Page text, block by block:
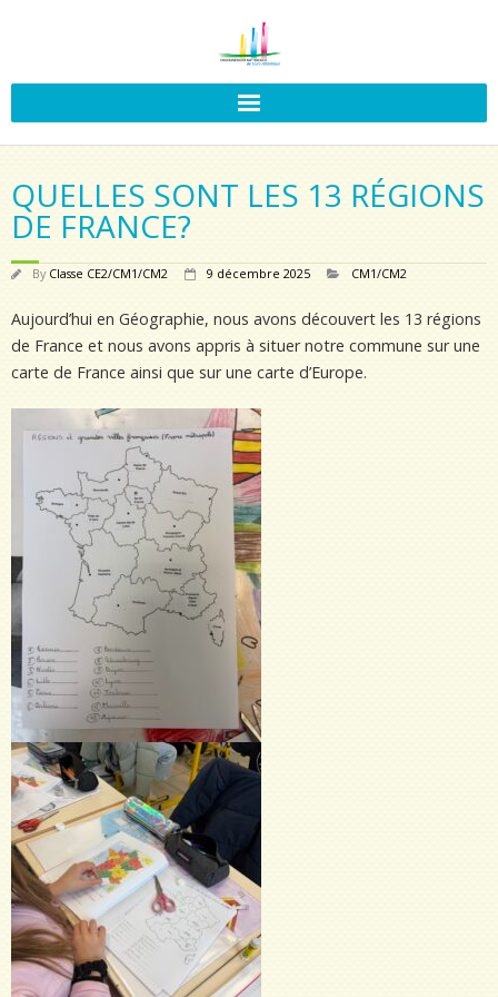
QUELLES SONT LES 13 RÉGIONS
DE FRANCE?
By Classe CE2/CM1/CM2 9 décembre 2025 CM1/CM2
Aujourd’hui en Géographie, nous avons découvert les 13 régions
de France et nous avons appris à situer notre commune sur une
carte de France ainsi que sur une carte d’Europe.